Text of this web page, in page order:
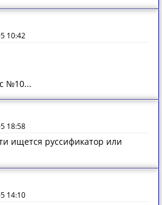
10:42
№10...
18:58
ищется руссификатор или
14:10